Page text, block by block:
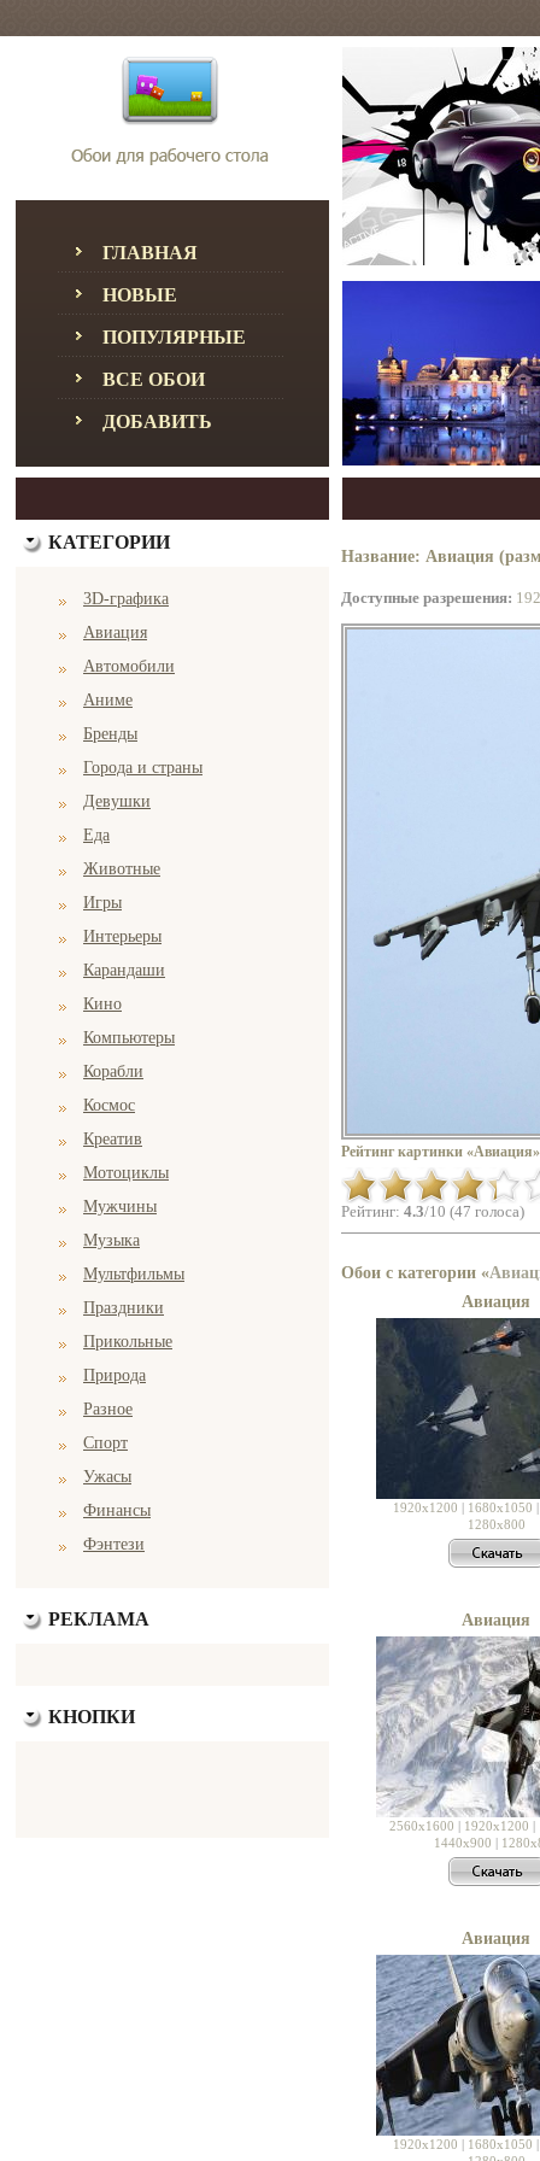
ГЛАВНАЯ
НОВЫЕ
ПОПУЛЯРНЫЕ
ВСЕ ОБОИ
ДОБАВИТЬ
КАТЕГОРИИ
3D-графика
Авиация
Автомобили
Аниме
Бренды
Города и страны
Девушки
Еда
Животные
Игры
Интерьеры
Карандаши
Кино
Компьютеры
Корабли
Космос
Креатив
Мотоциклы
Мужчины
Музыка
Мультфильмы
Праздники
Прикольные
Природа
Разное
Спорт
Ужасы
Финансы
Фэнтези
РЕКЛАМА
КНОПКИ
Название: Авиация
Доступные разрешения:
Рейтинг картинки
Рейтинг: 4.3/10 (47 голоса)
Обои с категории «
Авиация
1920x1200 | 1680x1050
1280x800
Авиация
2560x1600 | 1920x1200 |
1440x900 |
Авиация
1920x1200 | 1680x1050